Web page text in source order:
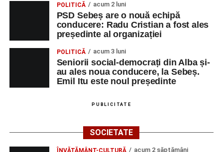
POLITICĂ acum 2 luni
PSD Sebeș are o nouă echipă
conducere: Radu Cristian a fost ales
președinte al organizației
POLITICĂ acum 3 luni
Seniorii social-democrați din Alba și-
au ales noua conducere, la Sebeș.
Emil Itu este noul președinte
PUBLICITATE
SOCIETATE
ÎNVĂȚĂMÂNT-CULTURĂ acum 2 săptămâni